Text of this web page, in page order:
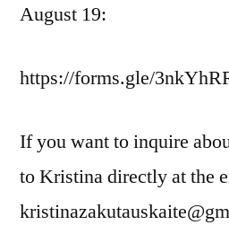
August 19:
https://forms.gle/
If you want to inquire
to Kristina directly at the